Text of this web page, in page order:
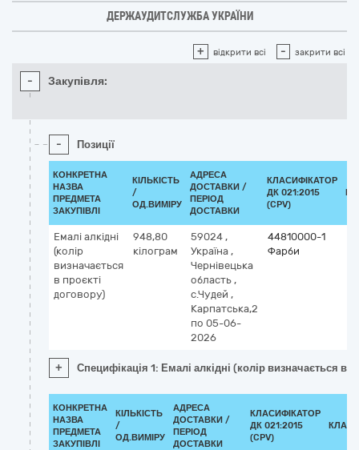
ДЕРЖАУДИТСЛУЖБА УКРАЇНИ
+ відкрити всі - закрити всі
- Закупівля:
- Позиції
КОНКРЕТНА
НАЗВА
ПРЕДМЕТА
ЗАКУПІВЛІ
КІЛЬКІСТЬ
/
ОД.ВИМІРУ
АДРЕСА
ДОСТАВКИ /
ПЕРІОД
ДОСТАВКИ
КЛАСИФІКАТОР
ДК 021:2015
(CPV)
Емалі алкідні
(колір
визначається
в проєкті
договору)
948,80
кілограм
59024 ,
Україна ,
Чернівецька
область ,
с.Чудей ,
Карпатська,2
по 05-06-
2026
44810000-1
Фарби
+ Специфікація 1: Емалі алкідні (колір визначається в
КОНКРЕТНА
НАЗВА
ПРЕДМЕТА
ЗАКУПІВЛІ
КІЛЬКІСТЬ
/
ОД.ВИМІРУ
АДРЕСА
ДОСТАВКИ /
ПЕРІОД
ДОСТАВКИ
КЛАСИФІКАТОР
ДК 021:2015
(CPV)